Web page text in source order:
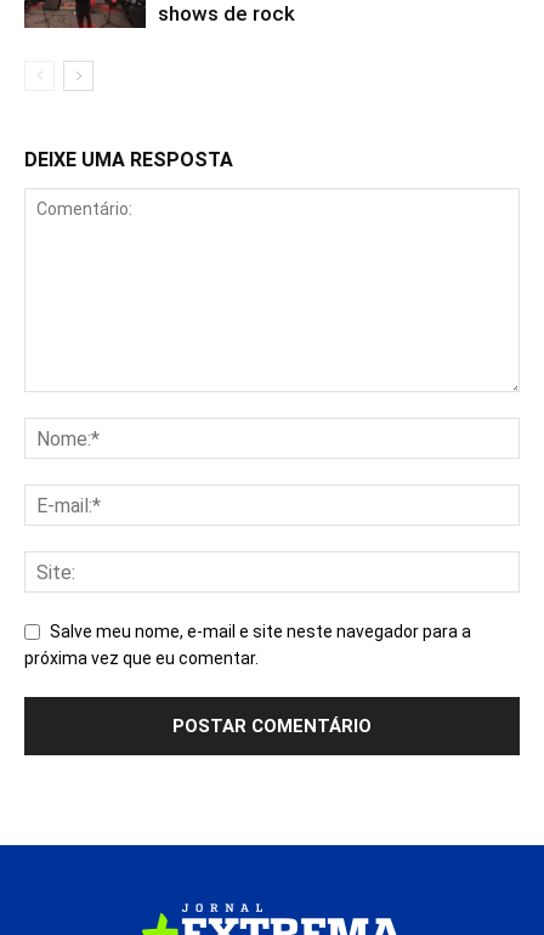
shows de rock
DEIXE UMA RESPOSTA
Salve meu nome, e-mail e site neste navegador para a
próxima vez que eu comentar.